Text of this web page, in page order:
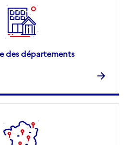
des départements